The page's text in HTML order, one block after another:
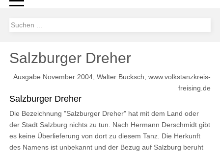
Salzburger Dreher
Ausgabe November 2004, Walter Bucksch, www.volkstanzkreis-
freising.de
Salzburger Dreher
Die Bezeichnung "Salzburger Dreher" hat mit dem Land oder
der Stadt Salzburg nichts zu tun. Nach Hermann Derschmidt gibt
es keine Überlieferung von dort zu diesem Tanz. Die Herkunft
des Namens ist unbekannt und der Bezug auf Salzburg beruht